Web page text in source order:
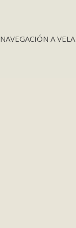
NAVEGACIÓN A VELA